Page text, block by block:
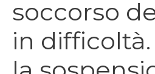
soccorso
in